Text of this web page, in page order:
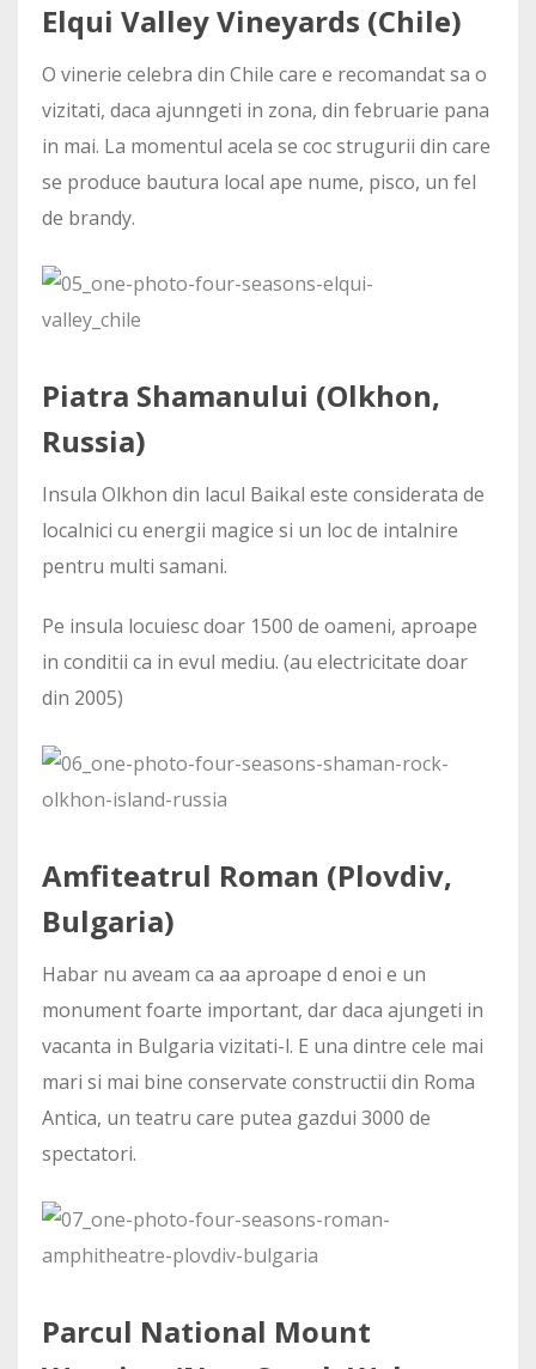
Elqui Valley Vineyards (Chile)
O vinerie celebra din Chile care e recomandat sa o
vizitati, daca ajunngeti in zona, din februarie pana
in mai. La momentul acela se coc strugurii din care
se produce bautura local ape nume, pisco, un fel
de brandy.
Piatra Shamanului (Olkhon,
Russia)
Insula Olkhon din lacul Baikal este considerata de
localnici cu energii magice si un loc de intalnire
pentru multi samani.
Pe insula locuiesc doar 1500 de oameni, aproape
in conditii ca in evul mediu. (au electricitate doar
din 2005)
Amfiteatrul Roman (Plovdiv,
Bulgaria)
Habar nu aveam ca aa aproape d enoi e un
monument foarte important, dar daca ajungeti in
vacanta in Bulgaria vizitati-l. E una dintre cele mai
mari si mai bine conservate constructii din Roma
Antica, un teatru care putea gazdui 3000 de
spectatori.
Parcul National Mount